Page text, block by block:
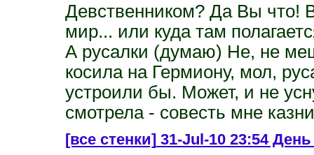
Девственником? Да Вы что!
мир... или куда там
А русалки (думаю) Не, не
косила на Гермиону, мол,
устроили бы. Может, и не
смотрела - совесть мне
[все стенки]31-Jul-10 23:54